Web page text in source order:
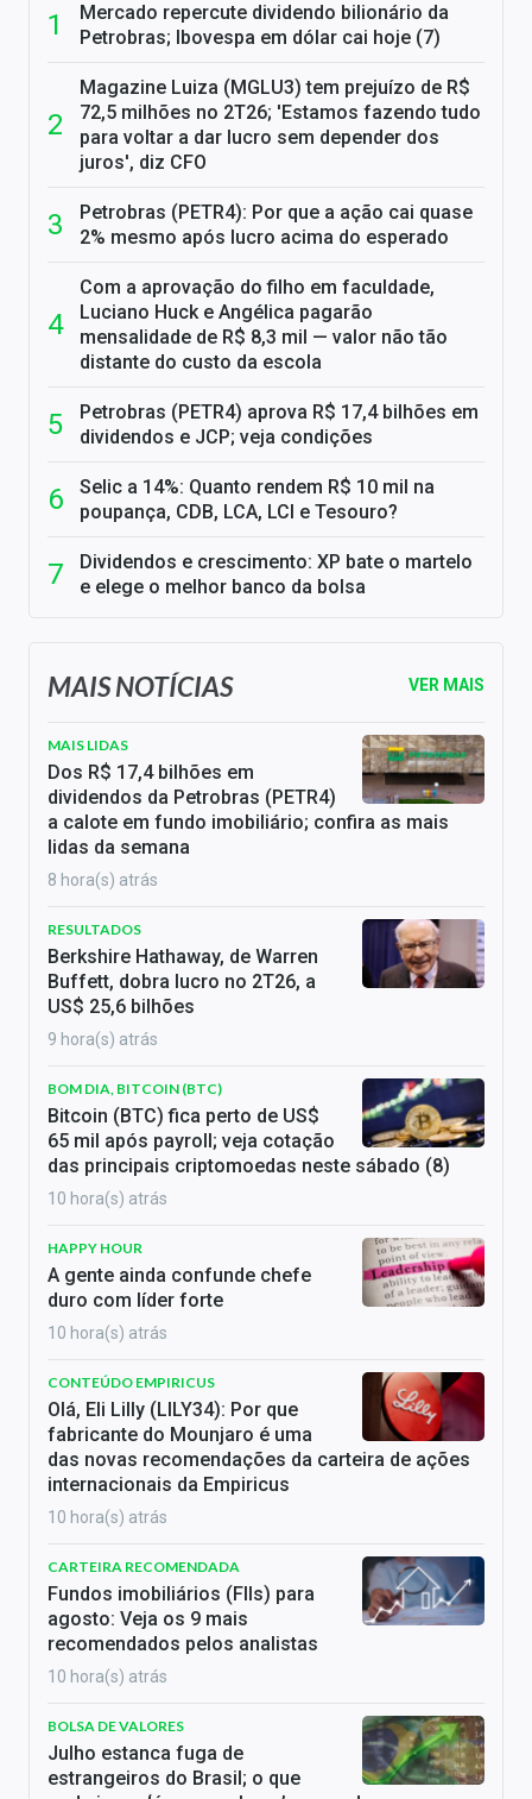
Mercado repercute dividendo bilionário da
Petrobras; Ibovespa em dólar cai hoje (7)
Magazine Luiza (MGLU3) tem prejuízo de R$
72,5 milhões no 2T26; 'Estamos fazendo tudo
para voltar a dar lucro sem depender dos
juros', diz CFO
Petrobras (PETR4): Por que a ação cai quase
2% mesmo após lucro acima do esperado
Com a aprovação do filho em faculdade,
Luciano Huck e Angélica pagarão
mensalidade de R$ 8,3 mil — valor não tão
distante do custo da escola
Petrobras (PETR4) aprova R$ 17,4 bilhões em
dividendos e JCP; veja condições
Selic a 14%: Quanto rendem R$ 10 mil na
poupança, CDB, LCA, LCI e Tesouro?
Dividendos e crescimento: XP bate o martelo
e elege o melhor banco da bolsa
MAIS NOTÍCIAS VER MAIS
MAIS LIDAS
Dos R$ 17,4 bilhões em
dividendos da Petrobras (PETR4)
a calote em fundo imobiliário; confira as mais
lidas da semana
8 hora(s) atrás
RESULTADOS
Berkshire Hathaway, de Warren
Buffett, dobra lucro no 2T26, a
US$ 25,6 bilhões
9 hora(s) atrás
BOM DIA, BITCOIN (BTC)
Bitcoin (BTC) fica perto de US$
65 mil após payroll; veja cotação
das principais criptomoedas neste sábado (8)
10 hora(s) atrás
HAPPY HOUR
A gente ainda confunde chefe
duro com líder forte
10 hora(s) atrás
CONTEÚDO EMPIRICUS
Olá, Eli Lilly (LILY34): Por que
fabricante do Mounjaro é uma
das novas recomendações da carteira de ações
internacionais da Empiricus
10 hora(s) atrás
CARTEIRA RECOMENDADA
Fundos imobiliários (FIIs) para
agosto: Veja os 9 mais
recomendados pelos analistas
10 hora(s) atrás
BOLSA DE VALORES
Julho estanca fuga de
estrangeiros do Brasil; o que